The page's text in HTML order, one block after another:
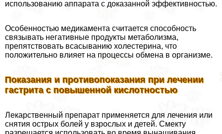
использованию аппарата с доказанной эффективностью.
Особенностью медикамента считается способность
связывать негативные продукты метаболизма,
препятствовать всасыванию холестерина, что
положительно влияет на процессы обмена в организме.
Показания и противопоказания при лечении
гастрита с повышенной кислотностью
Лекарственный препарат применяется для лечения или
снятия острых болей у взрослых и детей. Смекту